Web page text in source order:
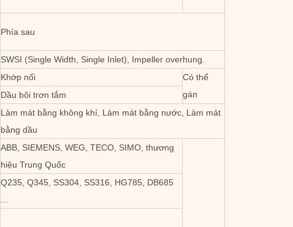
Phía sau
SWSI (Single Width, Single Inlet), Impeller overhung.
Khớp nối
Có thể
gán
Dầu bôi trơn tắm
Làm mát bằng không khí, Làm mát bằng nước, Làm mát
bằng dầu
ABB, SIEMENS, WEG, TECO, SIMO, thương
hiệu Trung Quốc
Q235, Q345, SS304, SS316, HG785, DB685